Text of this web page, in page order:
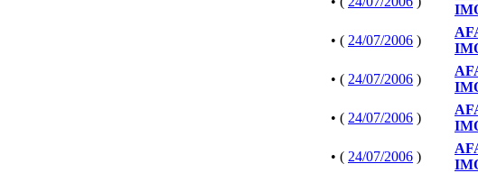
• ( 24/07/2006 )
• ( 24/07/2006 )
• ( 24/07/2006 )
• ( 24/07/2006 )